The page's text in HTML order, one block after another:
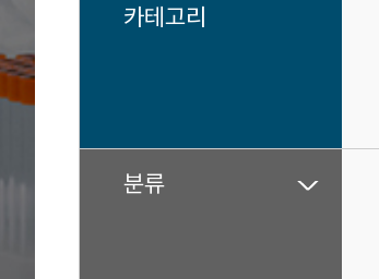
카테고리
분류